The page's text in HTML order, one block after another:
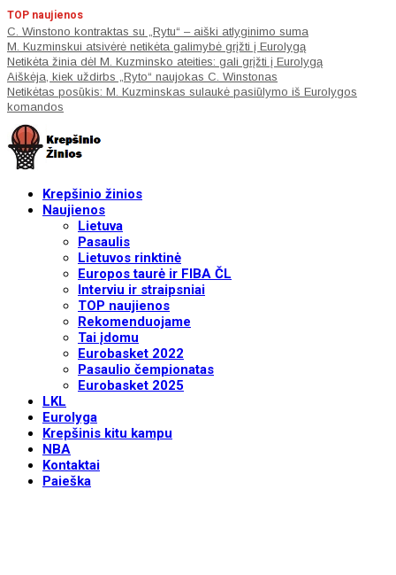
TOP naujienos
C. Winstono kontraktas su „Rytu“ – aiški atlyginimo suma
M. Kuzminskui atsivėrė netikėta galimybė grįžti į Eurolygą
Netikėta žinia dėl M. Kuzminsko ateities: gali grįžti į Eurolygą
Aiškėja, kiek uždirbs „Ryto“ naujokas C. Winstonas
Netikėtas posūkis: M. Kuzminskas sulaukė pasiūlymo iš Eurolygos
komandos
Krepšinio žinios
Naujienos
Lietuva
Pasaulis
Lietuvos rinktinė
Europos taurė ir FIBA ČL
Interviu ir straipsniai
TOP naujienos
Rekomenduojame
Tai įdomu
Eurobasket 2022
Pasaulio čempionatas
Eurobasket 2025
LKL
Eurolyga
Krepšinis kitu kampu
NBA
Kontaktai
Paieška